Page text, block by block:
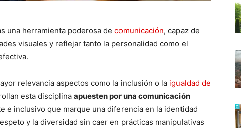
una herramienta poderosa de comunicación, capaz de
visuales y reflejar tanto la personalidad como el
relevancia aspectos como la inclusión o la igualdad de
esta disciplina apuesten por una comunicación
e inclusivo que marque una diferencia en la identidad
y la diversidad sin caer en prácticas manipulativas